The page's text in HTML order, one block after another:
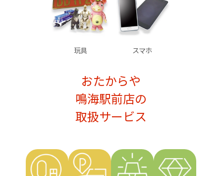
玩具 スマホ
おたからや
鳴海駅前店の
取扱サービス